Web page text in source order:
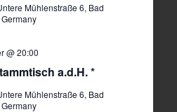
Mühlenstraße 6, Bad
a.d.H. *
@ 20:00
Mühlenstraße 6, Bad